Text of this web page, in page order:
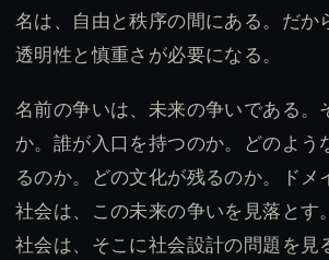
名は、自由と秩序の間にある。だか
透明性と慎重さが必要になる。
名前の争いは、未来の争いである。
か。誰が入口を持つのか。どのよう
るのか。どの文化が残るのか。ドメ
社会は、この未来の争いを見落とす
社会は、そこに社会設計の問題を見